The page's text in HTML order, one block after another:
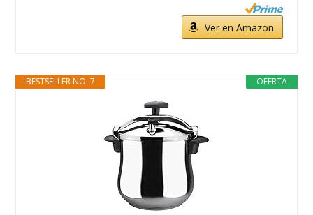
Ver en Amazon
OFERTA
BESTSELLER NO. 7